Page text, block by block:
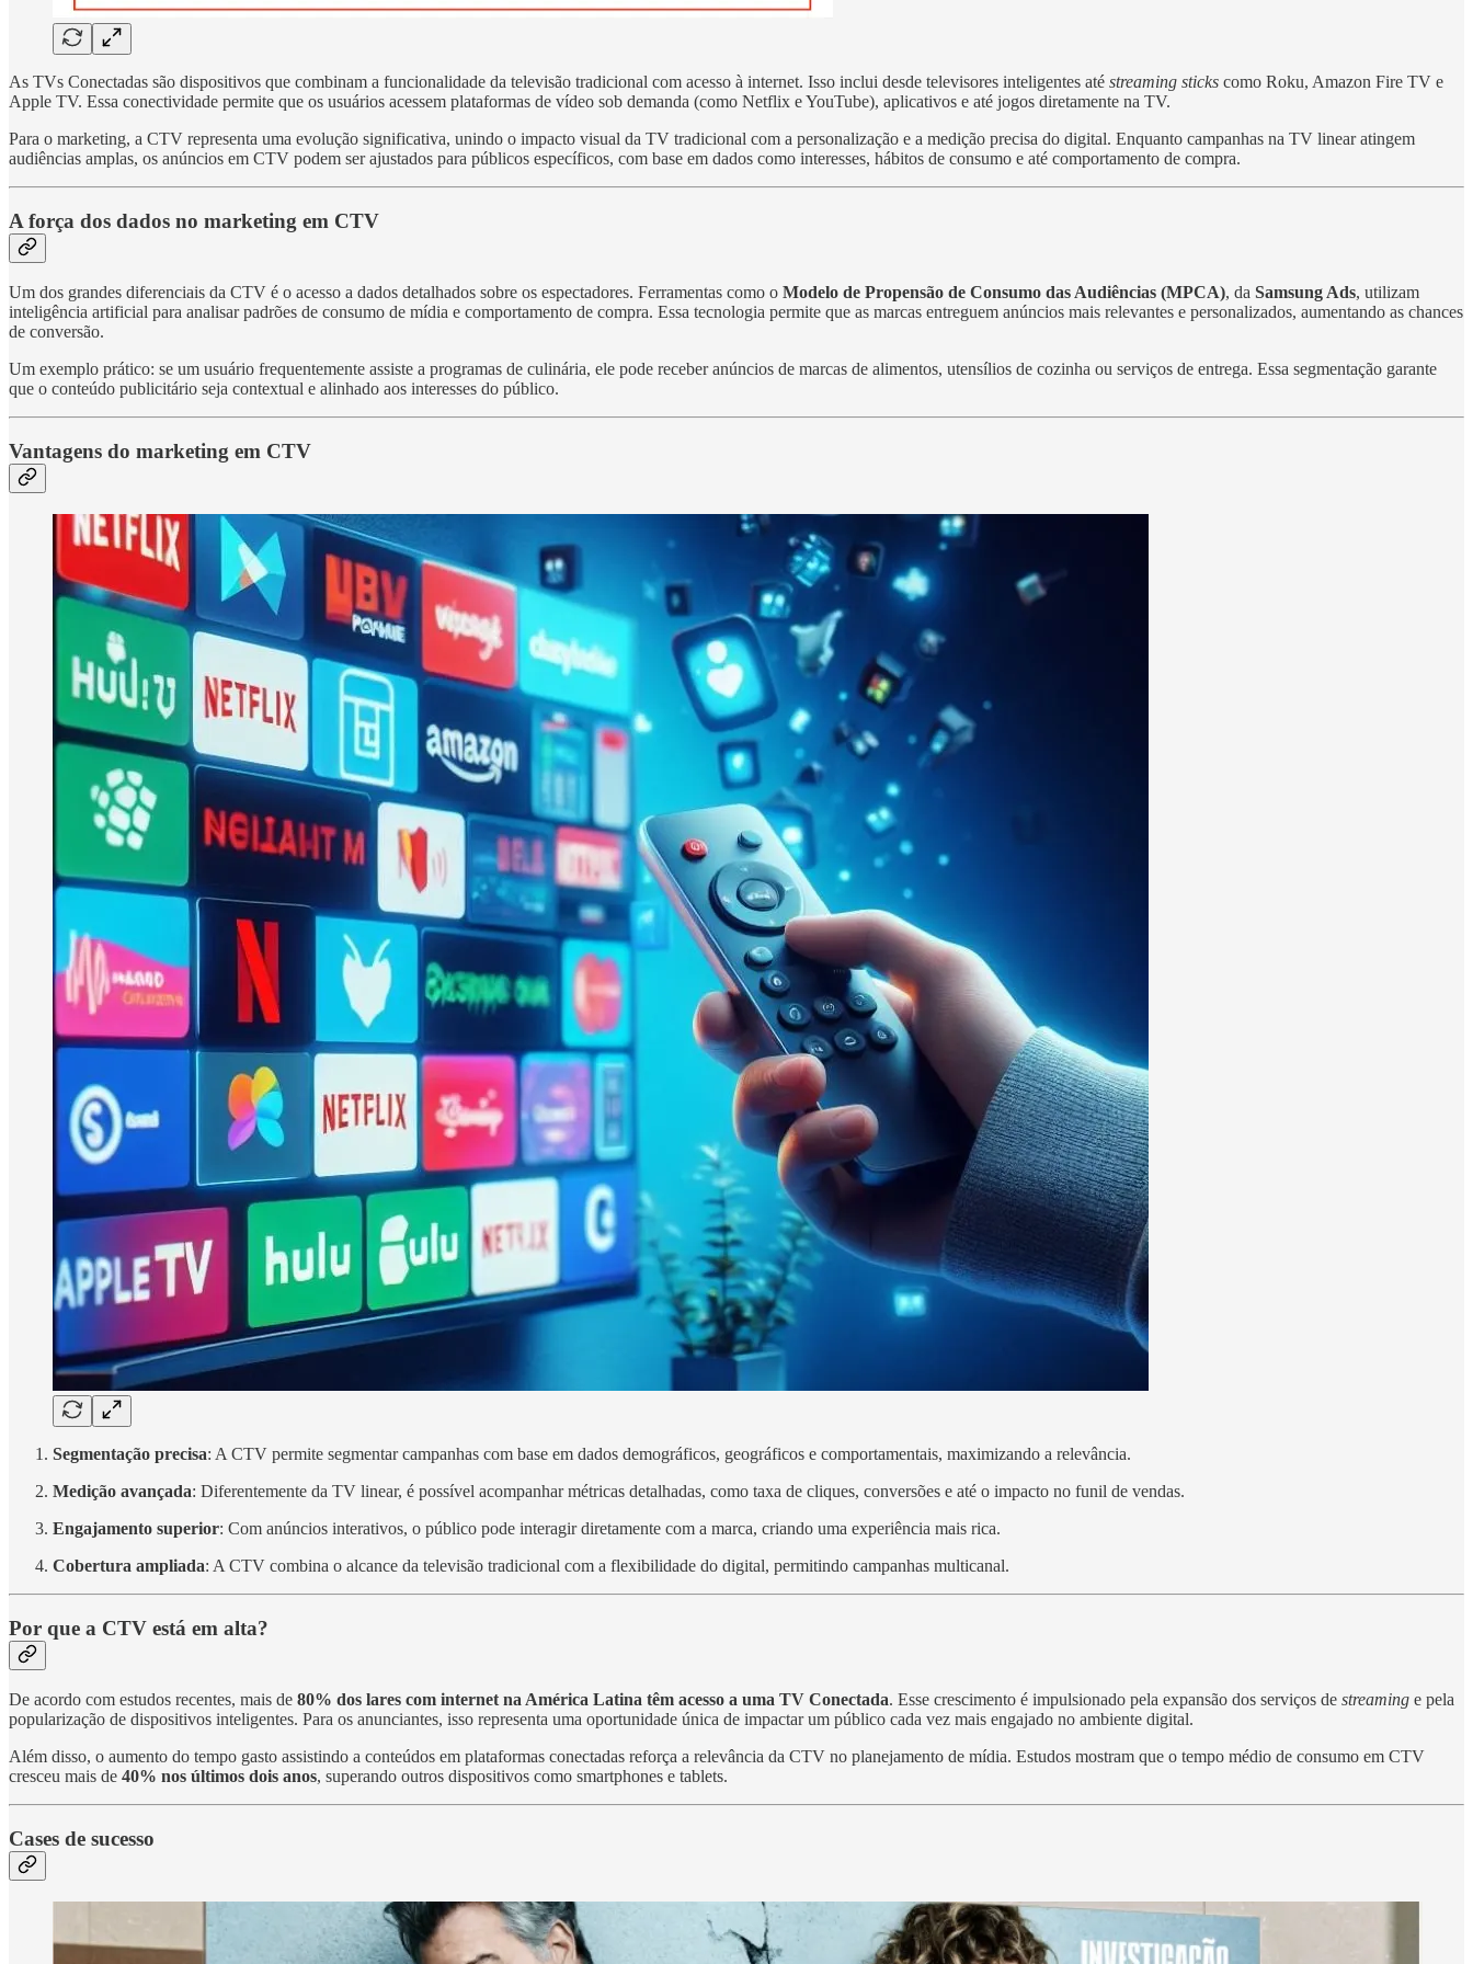
As TVs Conectadas são dispositivos que combinam a funcionalidade da televisão tradicional com acesso à internet. Isso inclui desde televisores inteligentes até streaming sticks como Roku, Amazon Fire TV e
Apple TV. Essa conectividade permite que os usuários acessem plataformas de vídeo sob demanda (como Netflix e YouTube), aplicativos e até jogos diretamente na TV.
Para o marketing, a CTV representa uma evolução significativa, unindo o impacto visual da TV tradicional com a personalização e a medição precisa do digital. Enquanto campanhas na TV linear atingem
audiências amplas, os anúncios em CTV podem ser ajustados para públicos específicos, com base em dados como interesses, hábitos de consumo e até comportamento de compra.
A força dos dados no marketing em CTV
Um dos grandes diferenciais da CTV é o acesso a dados detalhados sobre os espectadores. Ferramentas como o Modelo de Propensão de Consumo das Audiências (MPCA), da Samsung Ads, utilizam
inteligência artificial para analisar padrões de consumo de mídia e comportamento de compra. Essa tecnologia permite que as marcas entreguem anúncios mais relevantes e personalizados, aumentando as chances
de conversão.
Um exemplo prático: se um usuário frequentemente assiste a programas de culinária, ele pode receber anúncios de marcas de alimentos, utensílios de cozinha ou serviços de entrega. Essa segmentação garante
que o conteúdo publicitário seja contextual e alinhado aos interesses do público.
Vantagens do marketing em CTV
Segmentação precisa: A CTV permite segmentar campanhas com base em dados demográficos, geográficos e comportamentais, maximizando a relevância.
Medição avançada: Diferentemente da TV linear, é possível acompanhar métricas detalhadas, como taxa de cliques, conversões e até o impacto no funil de vendas.
Engajamento superior: Com anúncios interativos, o público pode interagir diretamente com a marca, criando uma experiência mais rica.
Cobertura ampliada: A CTV combina o alcance da televisão tradicional com a flexibilidade do digital, permitindo campanhas multicanal.
Por que a CTV está em alta?
De acordo com estudos recentes, mais de 80% dos lares com internet na América Latina têm acesso a uma TV Conectada. Esse crescimento é impulsionado pela expansão dos serviços de streaming e pela
popularização de dispositivos inteligentes. Para os anunciantes, isso representa uma oportunidade única de impactar um público cada vez mais engajado no ambiente digital.
Além disso, o aumento do tempo gasto assistindo a conteúdos em plataformas conectadas reforça a relevância da CTV no planejamento de mídia. Estudos mostram que o tempo médio de consumo em CTV
cresceu mais de 40% nos últimos dois anos, superando outros dispositivos como smartphones e tablets.
Cases de sucesso